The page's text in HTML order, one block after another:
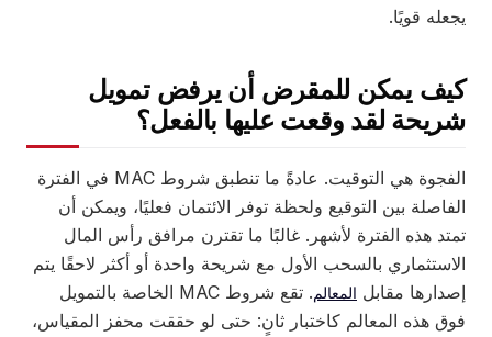
يجعله قويًا.
كيف يمكن للمقرض أن يرفض تمويل
شريحة لقد وقعت عليها بالفعل؟
الفجوة هي التوقيت. عادةً ما تنطبق شروط MAC في الفترة
الفاصلة بين التوقيع ولحظة توفر الائتمان فعليًا، ويمكن أن
تمتد هذه الفترة لأشهر. غالبًا ما تقترن مرافق رأس المال
الاستثماري بالسحب الأول مع شريحة واحدة أو أكثر لاحقًا يتم
إصدارها مقابل المعالم
. تقع شروط MAC الخاصة بالتمويل
فوق هذه المعالم كاختبار ثانٍ: حتى لو حققت محفز المقياس،